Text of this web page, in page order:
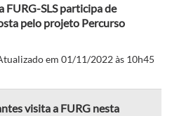
FURG-SLS participa de
pelo projeto Percurso
em 01/11/2022 às 10h45
visita a FURG nesta